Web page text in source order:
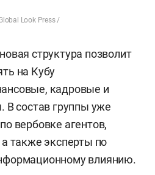
Look Press /
структура позволит
на Кубу
кадровые и
В состав группы уже
вербовке агентов,
также эксперты по
влиянию.